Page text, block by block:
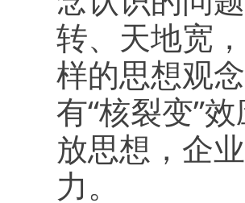
转、天地宽
样的思想观
有“核裂变”
放思想，企
力。